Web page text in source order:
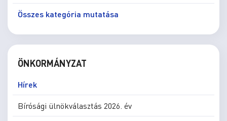
Összes kategória mutatása
ÖNKORMÁNYZAT
Hírek
Bírósági ülnökválasztás 2026. év